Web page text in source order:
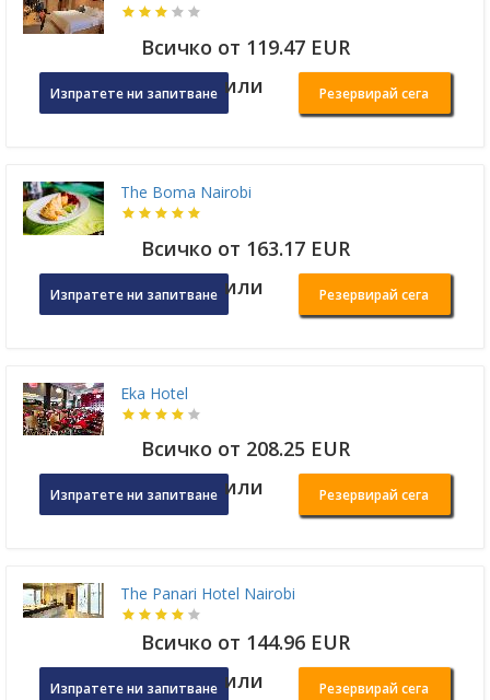
Всичко от 119.47 EUR
Изпратете ни запитване или Резервирай сега
The Boma Nairobi
Всичко от 163.17 EUR
Изпратете ни запитване или Резервирай сега
Eka Hotel
Всичко от 208.25 EUR
Изпратете ни запитване или Резервирай сега
The Panari Hotel Nairobi
Всичко от 144.96 EUR
Изпратете ни запитване или Резервирай сега